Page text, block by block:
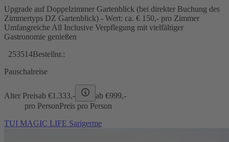
Upgrade auf Doppelzimmer Gartenblick (bei direkter Buchung des
Zimmertyps DZ Gartenblick) - Wert: ca. € 150,- pro Zimmer
Umfangreiche All Inclusive Verpflegung mit vielfältiger
Gastronomie genießen
253514Bestellnr.:
Pauschalreise
Alter Preisab €1.333,- ab €999,-
pro PersonPreis pro Person
TUI MAGIC LIFE Sarigerme